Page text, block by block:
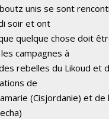
unis se sont
soir et ont
quelque chose doit
campagnes à
rebelles du Likoud et
de
(Cisjordanie) et de